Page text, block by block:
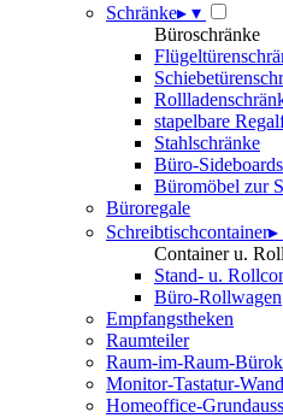
Schränke▸ ▾
Büroschränke
stapelbare
Stahlschränke
Büro-Sideboards
Büromöbel zur
Büroregale
Schreibtischcontainer▸
Container u.
Stand- u.
Büro-Rollwagen
Empfangstheken
Raumteiler
Raum-im-Raum-
Monitor-Tastatur-
Homeoffice-